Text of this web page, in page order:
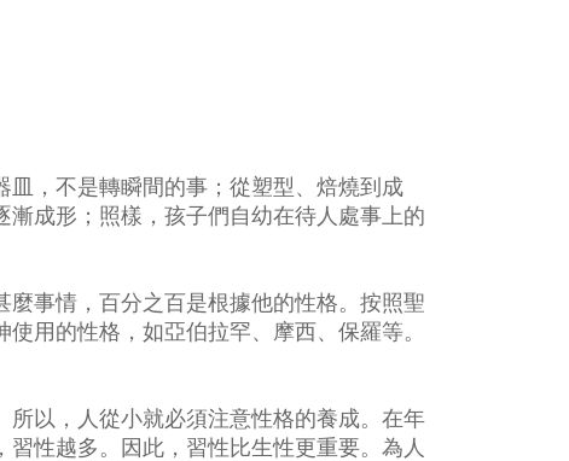
，不是轉瞬間的事；從塑型、焙燒到成
成形；照樣，孩子們自幼在待人處事上的
事情，百分之百是根據他的性格。按照聖
用的性格，如亞伯拉罕、摩西、保羅等。
以，人從小就必須注意性格的養成。在年
性越多。因此，習性比生性更重要。為人